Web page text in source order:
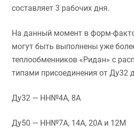
составляет 3 рабочих дня.
На данный момент в форм-
могут быть выполнены уже
теплообменников «Ридан» с
типами присоединения от Ду32
Ду32 — НН№4А, 8А
Ду50 — НН№7А, 14А, 20А и 12М